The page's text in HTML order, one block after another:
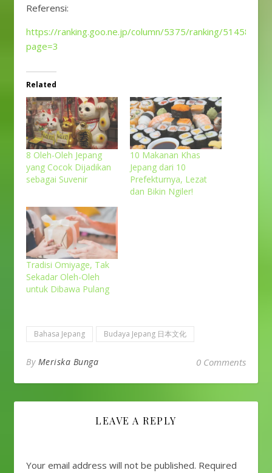
Referensi:
https://ranking.goo.ne.jp/column/5375/ranking/51458/?
page=3
Related
8 Oleh-Oleh Jepang
yang Cocok Dijadikan
sebagai Suvenir
10 Makanan Khas
Jepang dari 10
Prefekturnya, Lezat
dan Bikin Ngiler!
Tradisi Omiyage, Tak
Sekadar Oleh-Oleh
untuk Dibawa Pulang
Bahasa Jepang Budaya Jepang 日本文化
By Meriska Bunga 0 Comments
LEAVE A REPLY
Your email address will not be published. Required